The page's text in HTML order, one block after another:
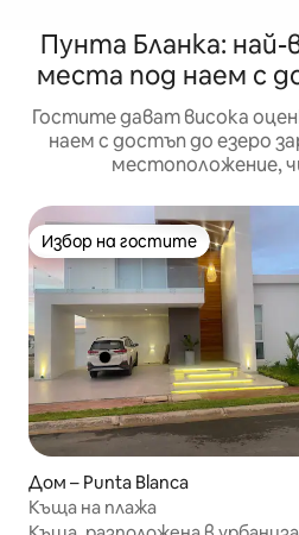
Пунта Бланка: най-
места под наем с
Гостите дават висока
наем с достъп до езеро
местоположение,
Избор на гостите
Избор на гостите
Дом – Punta Blanca
Къща на плажа